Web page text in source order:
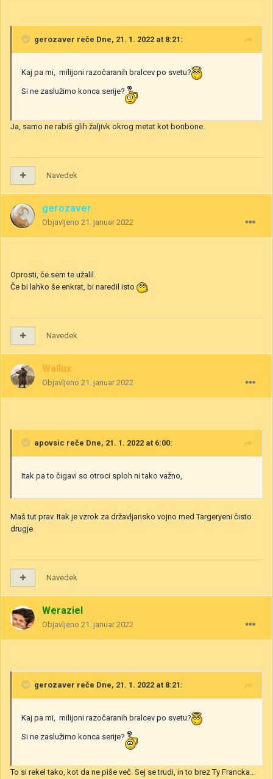
gerozaver reče Dne, 21. 1. 2022 at 8:21:
Kaj pa mi, milijoni razočaranih bralcev po svetu?
Si ne zaslužimo konca serije?
Ja, samo ne rabiš glih žaljivk okrog metat kot bonbone.
Navedek
gerozaver
Objavljeno 21. januar 2022
Oprosti, če sem te užalil.
Če bi lahko še enkrat, bi naredil isto
Navedek
Wallux
Objavljeno 21. januar 2022
apovsic reče Dne, 21. 1. 2022 at 6:00:
Itak pa to čigavi so otroci sploh ni tako važno,
Maš tut prav. Itak je vzrok za državljansko vojno med Targeryeni čisto
drugje.
Navedek
Weraziel
Objavljeno 21. januar 2022
gerozaver reče Dne, 21. 1. 2022 at 8:21:
Kaj pa mi, milijoni razočaranih bralcev po svetu?
Si ne zaslužimo konca serije?
To si rekel tako, kot da ne piše več. Sej se trudi, in to brez Ty Francka...